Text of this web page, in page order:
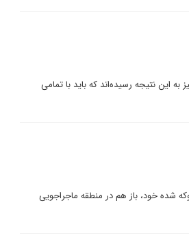
این نتیجه رسیده‌اند که باید با تمامی
به 100 میلیارد دلار دارایی بلوکه شده خود، باز هم در منطقه ماجراجویی